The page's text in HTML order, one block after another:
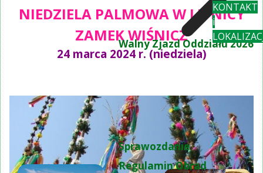
Walny Zjazd Oddziału 2026
Sprawozdanie
Regulamin Obrad
KONTAKT
i
NIEDZIELA PALMOWA W LIPNICY
ZAMEK WIŚNICZ
24 marca 2024 r. (niedziela)